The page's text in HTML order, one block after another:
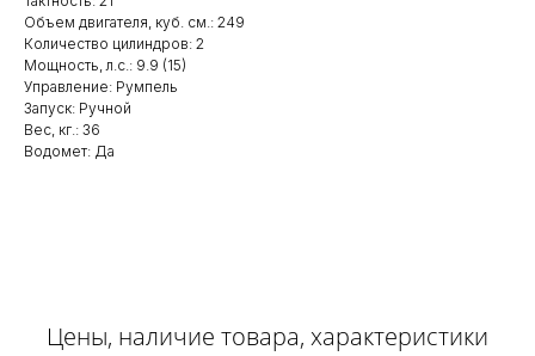
Объем двигателя, куб. см.: 249
Количество цилиндров: 2
Мощность, л.с.: 9.9 (15)
Управление: Румпель
Запуск: Ручной
Вес, кг.: 36
Водомет: Да
Цены, наличие товара, характеристики